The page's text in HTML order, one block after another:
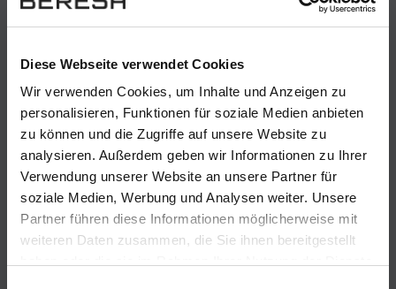
Diese Webseite verwendet Cookies
Wir verwenden Cookies, um Inhalte und Anzeigen zu
personalisieren, Funktionen für soziale Medien anbieten
zu können und die Zugriffe auf unsere Website zu
analysieren. Außerdem geben wir Informationen zu Ihrer
Verwendung unserer Website an unsere Partner für
soziale Medien, Werbung und Analysen weiter. Unsere
Partner führen diese Informationen möglicherweise mit
weiteren Daten zusammen, die Sie ihnen bereitgestellt
Vorstehende Angaben stellen zugleich das 2/3-
vorausgesetzt. Die Vorab-Kreditwürdigkeitsprüfung ist
ein kostenloser Service der Santander Consumer
Bank AG. Die Finanzierungsrate berücksichtigt eine
Laufzeit von min. 60 Monaten, eine Laufleistung von
10.000 km/Jahr und eine Schlussrate die mit
individuellen Optionen verändert werden kann.